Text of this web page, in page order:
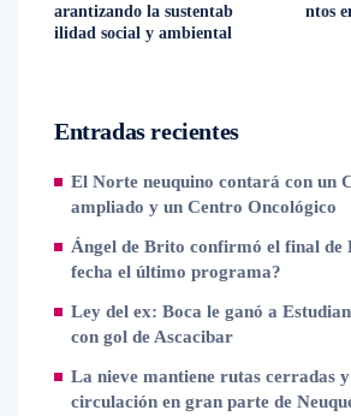
arantizando la sustentab
ilidad social y ambiental
ntos
Entradas recientes
El Norte neuquino contará con un
ampliado y un Centro Oncológico
Ángel de Brito confirmó el final de
fecha el último programa?
Ley del ex: Boca le ganó a
con gol de Ascacibar
La nieve mantiene rutas cerradas
circulación en gran parte de